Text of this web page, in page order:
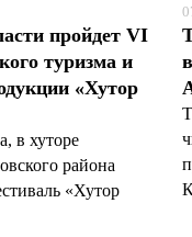
пройдет VI
туризма и
«Хутор
в хуторе
района
«Хутор